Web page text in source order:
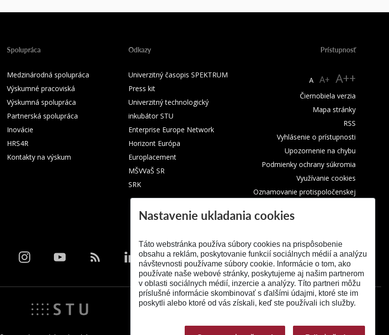
Spolupráca
Medzinárodná spolupráca
Výskumné pracoviská
Výskumná spolupráca
Partnerská spolupráca
Inovácie
HRS4R
Kontakty na výskum
Odkazy
Univerzitný časopis SPEKTRUM
Press kit
Univerzitný technologický
inkubátor STU
Enterprise Europe Network
Horizont Európa
Europlacement
MŠVVaŠ SR
SRK
Prístupnosť
A A+ A++
Čiernobiela verzia
Mapa stránky
RSS
Vyhlásenie o prístupnosti
Upozornenie na chybu
Podmienky ochrany súkromia
Využívanie cookies
Oznamovanie protispoločenskej
Nastavenie ukladania cookies
Táto webstránka používa súbory cookies na prispôsobenie
obsahu a reklám, poskytovanie funkcií sociálnych médií a analýzu
návštevnosti používame súbory cookie. Informácie o tom, ako
používate naše webové stránky, poskytujeme aj našim partnerom
v oblasti sociálnych médií, inzercie a analýzy. Títo partneri môžu
príslušné informácie skombinovať s ďalšími údajmi, ktoré ste im
poskytli alebo ktoré od vás získali, keď ste používali ich služby.